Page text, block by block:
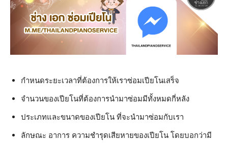
กำหนดระยะเวลาที่ต้องการให้เราซ่อมเปียโนเสร็จ
จำนวนของเปียโนที่ต้องการนำมาซ่อมมีทั้งหมดกี่หลัง
ประเภทและขนาดของเปียโน ที่จะนำมาซ่อมกับเรา
ลักษณะ อาการ ความชำรุดเสียหายของเปียโน โดยบอกว่ามี